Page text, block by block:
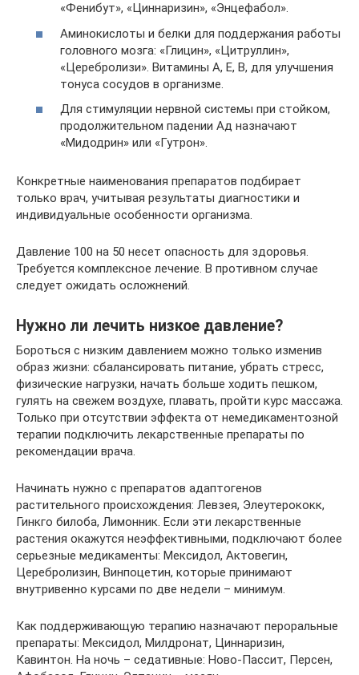
«Фенибут», «Циннаризин», «Энцефабол».
Аминокислоты и белки для поддержания работы
головного мозга: «Глицин», «Цитруллин»,
«Церебролизи». Витамины А, Е, В, для улучшения
тонуса сосудов в организме.
Для стимуляции нервной системы при стойком,
продолжительном падении Ад назначают
«Мидодрин» или «Гутрон».
Конкретные наименования препаратов подбирает
только врач, учитывая результаты диагностики и
индивидуальные особенности организма.
Давление 100 на 50 несет опасность для здоровья.
Требуется комплексное лечение. В противном случае
следует ожидать осложнений.
Нужно ли лечить низкое давление?
Бороться с низким давлением можно только изменив
образ жизни: сбалансировать питание, убрать стресс,
физические нагрузки, начать больше ходить пешком,
гулять на свежем воздухе, плавать, пройти курс массажа.
Только при отсутствии эффекта от немедикаментозной
терапии подключить лекарственные препараты по
рекомендации врача.
Начинать нужно с препаратов адаптогенов
растительного происхождения: Левзея, Элеутерококк,
Гинкго билоба, Лимонник. Если эти лекарственные
растения окажутся неэффективными, подключают более
серьезные медикаменты: Мексидол, Актовегин,
Церебролизин, Винпоцетин, которые принимают
внутривенно курсами по две недели – минимум.
Как поддерживающую терапию назначают пероральные
препараты: Мексидол, Милдронат, Циннаризин,
Кавинтон. На ночь – седативные: Ново-Пассит, Персен,